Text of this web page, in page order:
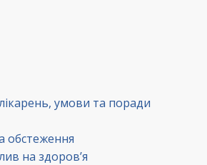
умови та поради
обстеження
на здоров’я